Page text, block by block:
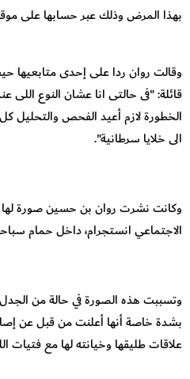
بهذا المرض وذلك عبر حسابها على
وقالت روان ردا على إحدى متابعيها
قائلة: "فى حالتى انا عشان النوع
الخطورة لازم أعيد الفحص والتحليل
الى خلايا سرطانية".
وكانت نشرت روان بن حسين صورة
الاجتماعي انستجرام، داخل حمام
وتسببت هذه الصورة في حالة من
بشدة خاصة أنها أعلنت من قبل عن
علاقات طليقها وخيانته لها مع فتيات